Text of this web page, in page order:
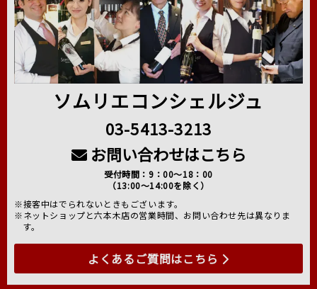
ソムリエコンシェルジュ
03-5413-3213
お問い合わせはこちら
受付時間：9：00～18：00
（13:00～14:00を除く）
※接客中はでられないときもございます。
※ネットショップと六本木店の営業時間、お問い合わせ先は異なりま
す。
よくあるご質問はこちら